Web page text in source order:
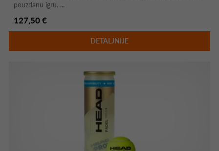
pouzdanu igru. ...
127,50 €
DETALJNIJE